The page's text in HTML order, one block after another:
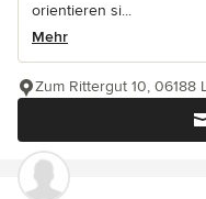
orientieren si...
Mehr
Zum Rittergut 10, 06188